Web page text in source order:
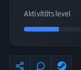
Aktivitätslevel